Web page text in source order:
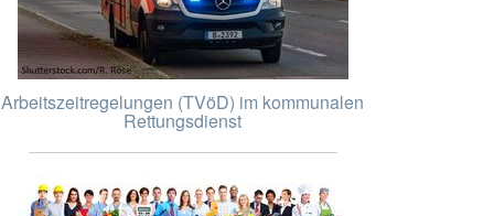
Arbeitszeitregelungen (TVöD) im kommunalen
Rettungsdienst